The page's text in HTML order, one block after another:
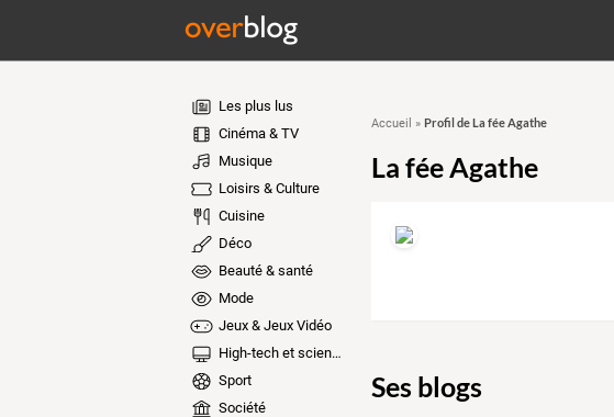
Les plus lus
Cinéma & TV
Musique
Loisirs & Culture
Cuisine
Déco
Beauté & santé
Mode
Jeux & Jeux Vidéo
High-tech et sciences
Sport
Société
Accueil » Profil de La fée Agathe
La fée Agathe
Ses blogs